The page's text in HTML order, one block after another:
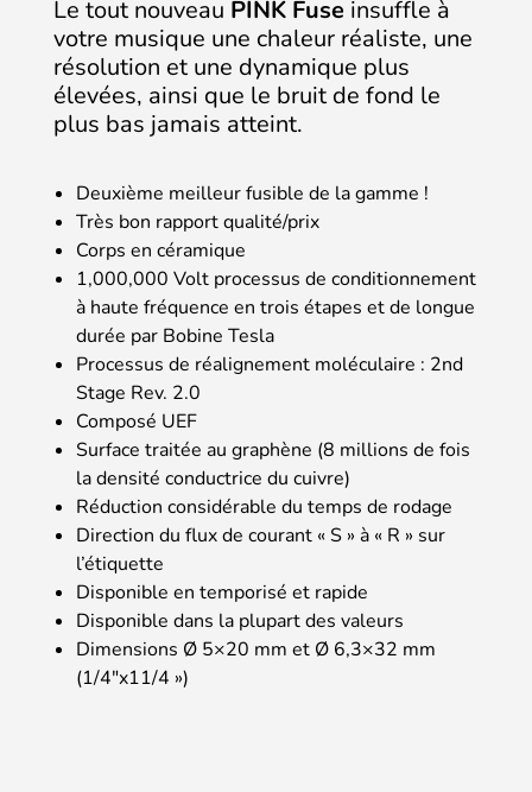
Le tout nouveau PINK Fuse insuffle à
votre musique une chaleur réaliste, une
résolution et une dynamique plus
élevées, ainsi que le bruit de fond le
plus bas jamais atteint.
Deuxième meilleur fusible de la gamme !
Très bon rapport qualité/prix
Corps en céramique
1,000,000 Volt processus de conditionnement
à haute fréquence en trois étapes et de longue
durée par Bobine Tesla
Processus de réalignement moléculaire : 2nd
Stage Rev. 2.0
Composé UEF
Surface traitée au graphène (8 millions de fois
la densité conductrice du cuivre)
Réduction considérable du temps de rodage
Direction du flux de courant « S » à « R » sur
l’étiquette
Disponible en temporisé et rapide
Disponible dans la plupart des valeurs
Dimensions Ø 5×20 mm et Ø 6,3×32 mm
(1/4″x11/4 »)